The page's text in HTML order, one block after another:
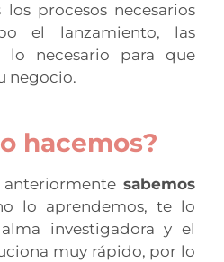
procesos necesarios
el lanzamiento, las
lo necesario para que
negocio.
hacemos?
sabemos
lo aprendemos, te lo
investigadora y el
muy rápido, por lo